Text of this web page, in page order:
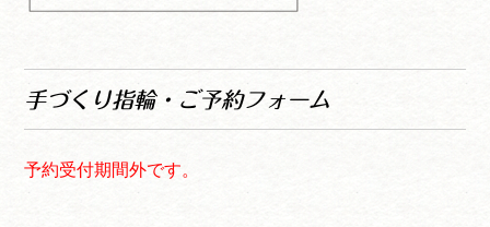
ツ
キ
ッ
シ
へ
ス
ッ
プ
HATAE 予約フォーム
手づくり指輪・ご予約フォーム
予約受付期間外です。